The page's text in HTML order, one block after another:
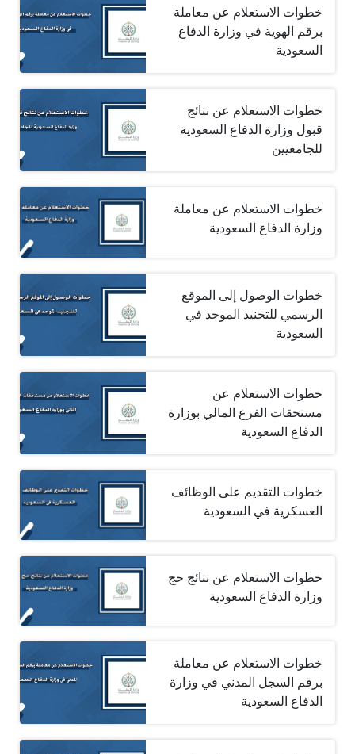
خطوات الاستعلام عن معاملة
برقم الهوية في وزارة الدفاع
السعودية
خطوات الاستعلام عن نتائج
قبول وزارة الدفاع السعودية
للجامعيين
خطوات الاستعلام عن معاملة
وزارة الدفاع السعودية
خطوات الوصول إلى الموقع
الرسمي للتجنيد الموحد في
السعودية
خطوات الاستعلام عن
مستحقات الفرع المالي بوزارة
الدفاع السعودية
خطوات التقديم على الوظائف
العسكرية في السعودية
خطوات الاستعلام عن نتائج حج
وزارة الدفاع ‏السعودية
خطوات الاستعلام عن معاملة
برقم السجل المدني في وزارة
الدفاع السعودية